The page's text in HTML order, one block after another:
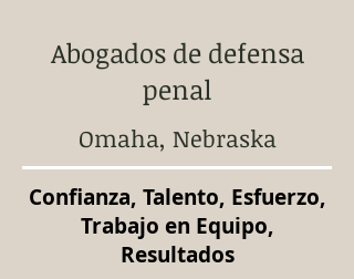
Abogados de defensa
penal
Omaha, Nebraska
Confianza, Talento, Esfuerzo,
Trabajo en Equipo,
Resultados